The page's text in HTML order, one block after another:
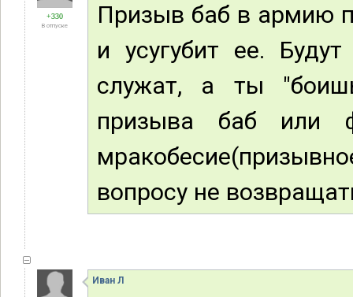
+330
В отпуске
Призыв баб в армию
и усугубит ее.
служат, а ты
призыва баб или
вопросу не
Иван Л